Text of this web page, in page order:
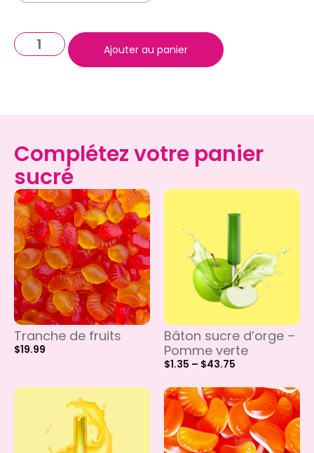
Ajouter au panier
Complétez votre panier
sucré
Tranche de fruits
$19.99
Bâton sucre d’orge –
Pomme verte
$1.35 – $43.75